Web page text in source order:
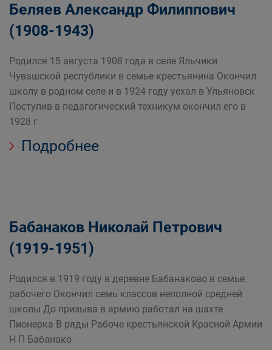
Беляев Александр Филиппович
(1908-1943)
Родился 15 августа 1908 года в селе Яльчики
Чувашской республики в семье крестьянина Окончил
школу в родном селе и в 1924 году уехал в Ульяновск
Поступив в педагогический техникум окончил его в
1928 г
Подробнее
Бабанаков Николай Петрович
(1919-1951)
Родился в 1919 году в деревне Бабанаково в семье
рабочего Окончил семь классов неполной средней
школы До призыва в армию работал на шахте
Пионерка В ряды Рабоче крестьянской Красной Армии
Н П Бабанако